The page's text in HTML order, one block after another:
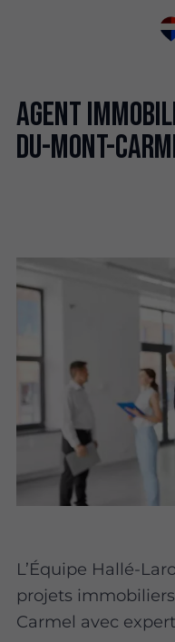
Agent
du-Mont-
L’Équipe Hallé-
projets
Carmel avec